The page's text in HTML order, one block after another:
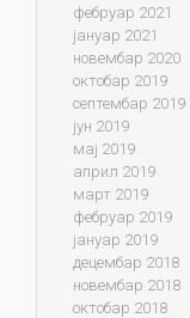
фебруар 2021
јануар 2021
новембар 2020
октобар 2019
септембар 2019
јун 2019
мај 2019
април 2019
март 2019
фебруар 2019
јануар 2019
децембар 2018
новембар 2018
октобар 2018